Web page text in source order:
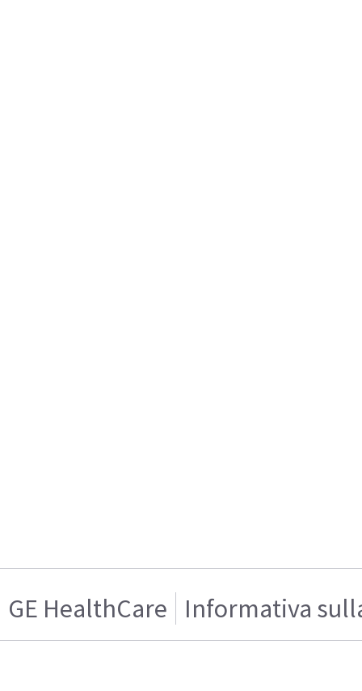
GE HealthCare Informativa